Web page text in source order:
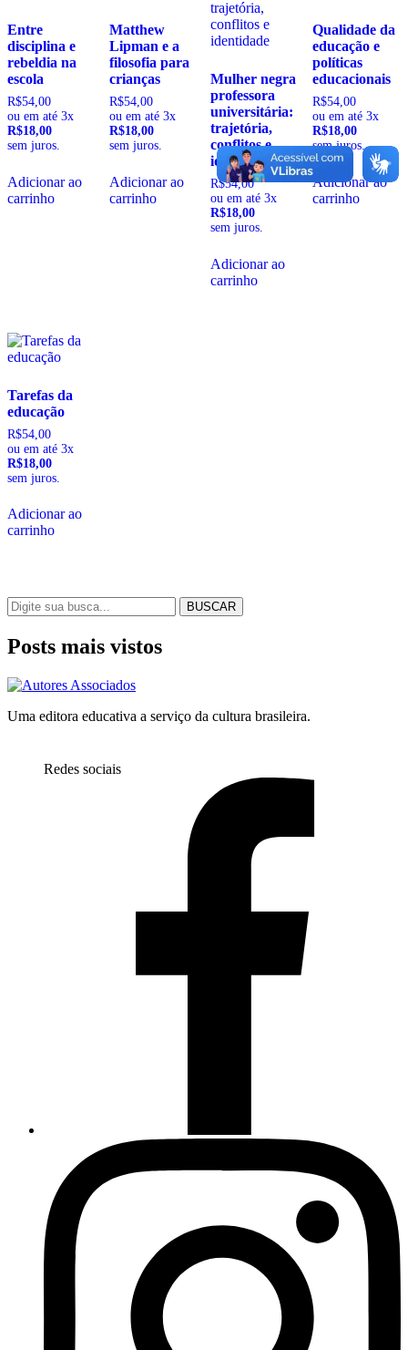
Entre
disciplina e
rebeldia na
escola
R$54,00
ou em até 3x
R$18,00
sem juros.
Adicionar ao
carrinho
Matthew
Lipman e a
filosofia para
crianças
R$54,00
ou em até 3x
R$18,00
sem juros.
Adicionar ao
carrinho
Mulher negra
professora
universitária:
trajetória,
conflitos e
identidade
R$54,00
ou em até 3x
R$18,00
sem juros.
Adicionar ao
carrinho
Qualidade da
educação e
políticas
educacionais
R$54,00
ou em até 3x
R$18,00
sem juros.
Adicionar ao
carrinho
Tarefas da
educação
R$54,00
ou em até 3x
R$18,00
sem juros.
Adicionar ao
carrinho
Posts mais vistos
Uma editora educativa a serviço da cultura brasileira.
Redes sociais